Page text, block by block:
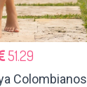
51.29
Colombianos